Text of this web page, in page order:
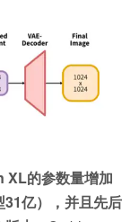
的参数量增加
亿），并且先后